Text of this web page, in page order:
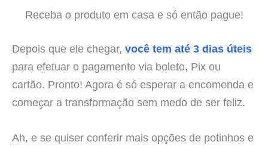
Receba o produto em casa e só então pague!
Depois que ele chegar, você tem até 3 dias úteis
para efetuar o pagamento via boleto, Pix ou
cartão. Pronto! Agora é só esperar a encomenda e
começar a transformação sem medo de ser feliz.
Ah, e se quiser conferir mais opções de potinhos e